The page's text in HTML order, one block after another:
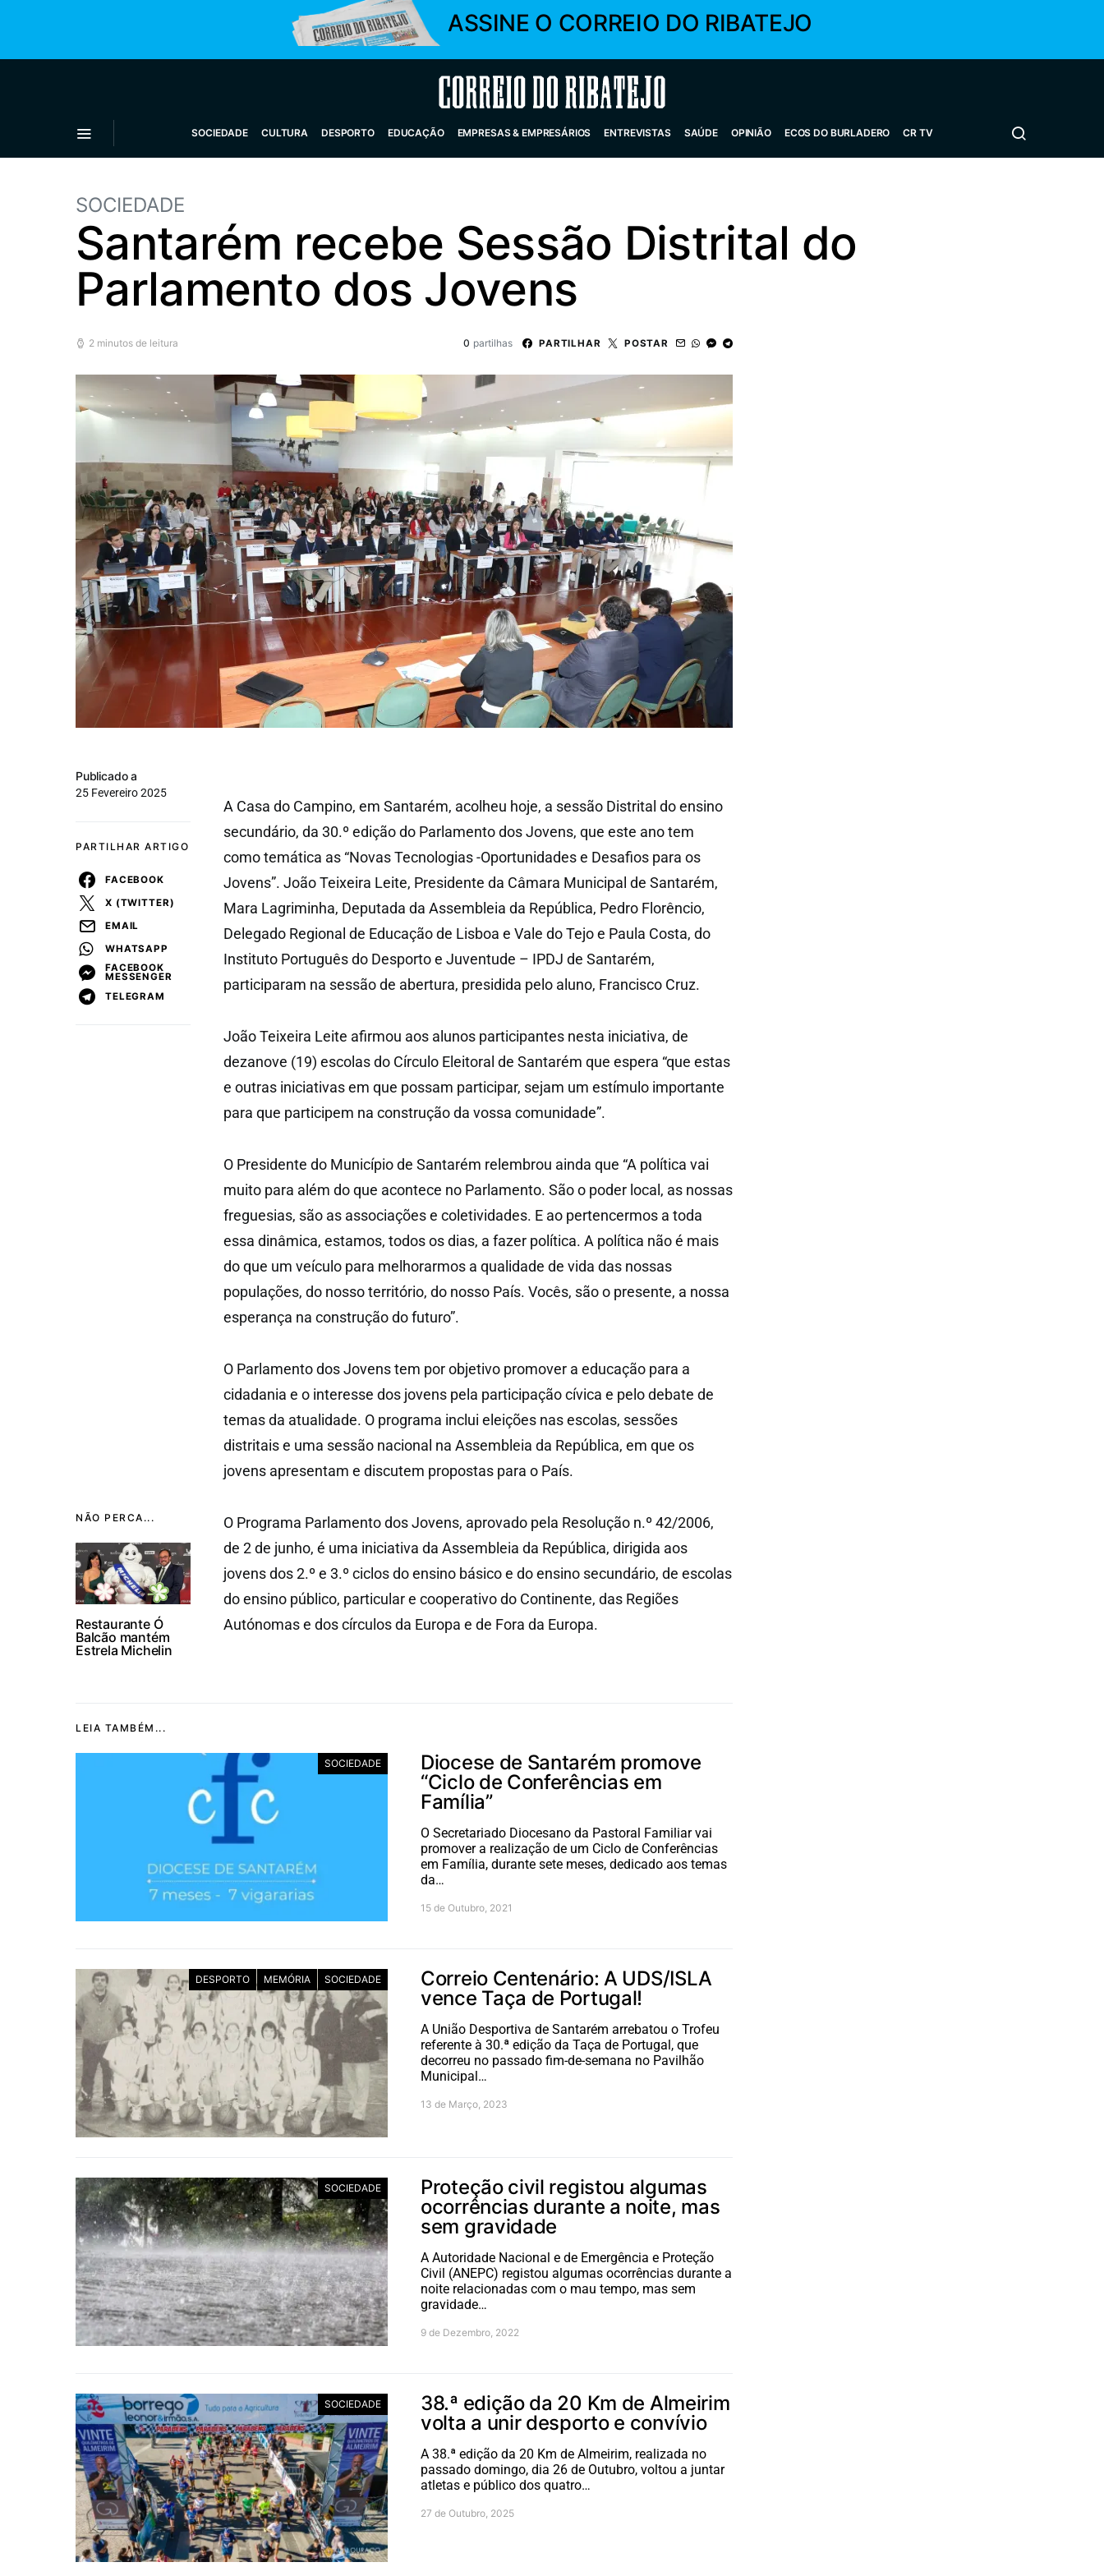
ASSINE O CORREIO DO RIBATEJO
Correio do Ribatejo
SOCIEDADE CULTURA DESPORTO EDUCAÇÃO EMPRESAS & EMPRESÁRIOS ENTREVISTAS SAÚDE OPINIÃO ECOS DO BURLADERO CR TV
SOCIEDADE
Santarém recebe Sessão Distrital do
Parlamento dos Jovens
2 minutos de leitura 0 partilhas PARTILHAR POSTAR
NÃO PERCA...
Restaurante Ó
Balcão mantém
Estrela Michelin
Publicado a
25 Fevereiro 2025
PARTILHAR ARTIGO
FACEBOOK
X (TWITTER)
EMAIL
WHATSAPP
FACEBOOK
MESSENGER
TELEGRAM
A Casa do Campino, em Santarém, acolheu hoje, a sessão Distrital do ensino
secundário, da 30.º edição do Parlamento dos Jovens, que este ano tem
como temática as “Novas Tecnologias -Oportunidades e Desafios para os
Jovens”. João Teixeira Leite, Presidente da Câmara Municipal de Santarém,
Mara Lagriminha, Deputada da Assembleia da República, Pedro Florêncio,
Delegado Regional de Educação de Lisboa e Vale do Tejo e Paula Costa, do
Instituto Português do Desporto e Juventude – IPDJ de Santarém,
participaram na sessão de abertura, presidida pelo aluno, Francisco Cruz.
João Teixeira Leite afirmou aos alunos participantes nesta iniciativa, de
dezanove (19) escolas do Círculo Eleitoral de Santarém que espera “que estas
e outras iniciativas em que possam participar, sejam um estímulo importante
para que participem na construção da vossa comunidade”.
O Presidente do Município de Santarém relembrou ainda que “A política vai
muito para além do que acontece no Parlamento. São o poder local, as nossas
freguesias, são as associações e coletividades. E ao pertencermos a toda
essa dinâmica, estamos, todos os dias, a fazer política. A política não é mais
do que um veículo para melhorarmos a qualidade de vida das nossas
populações, do nosso território, do nosso País. Vocês, são o presente, a nossa
esperança na construção do futuro”.
O Parlamento dos Jovens tem por objetivo promover a educação para a
cidadania e o interesse dos jovens pela participação cívica e pelo debate de
temas da atualidade. O programa inclui eleições nas escolas, sessões
distritais e uma sessão nacional na Assembleia da República, em que os
jovens apresentam e discutem propostas para o País.
O Programa Parlamento dos Jovens, aprovado pela Resolução n.º 42/2006,
de 2 de junho, é uma iniciativa da Assembleia da República, dirigida aos
jovens dos 2.º e 3.º ciclos do ensino básico e do ensino secundário, de escolas
do ensino público, particular e cooperativo do Continente, das Regiões
Autónomas e dos círculos da Europa e de Fora da Europa.
LEIA TAMBÉM...
SOCIEDADE
Diocese de Santarém promove
“Ciclo de Conferências em
Família”
O Secretariado Diocesano da Pastoral Familiar vai
promover a realização de um Ciclo de Conferências
em Família, durante sete meses, dedicado aos temas
da…
15 de Outubro, 2021
DESPORTO MEMÓRIA SOCIEDADE
Correio Centenário: A UDS/ISLA
vence Taça de Portugal!
A União Desportiva de Santarém arrebatou o Trofeu
referente à 30.ª edição da Taça de Portugal, que
decorreu no passado fim-de-semana no Pavilhão
Municipal…
13 de Março, 2023
SOCIEDADE
Proteção civil registou algumas
ocorrências durante a noite, mas
sem gravidade
A Autoridade Nacional e de Emergência e Proteção
Civil (ANEPC) registou algumas ocorrências durante a
noite relacionadas com o mau tempo, mas sem
gravidade…
9 de Dezembro, 2022
SOCIEDADE
38.ª edição da 20 Km de Almeirim
volta a unir desporto e convívio
A 38.ª edição da 20 Km de Almeirim, realizada no
passado domingo, dia 26 de Outubro, voltou a juntar
atletas e público dos quatro…
27 de Outubro, 2025